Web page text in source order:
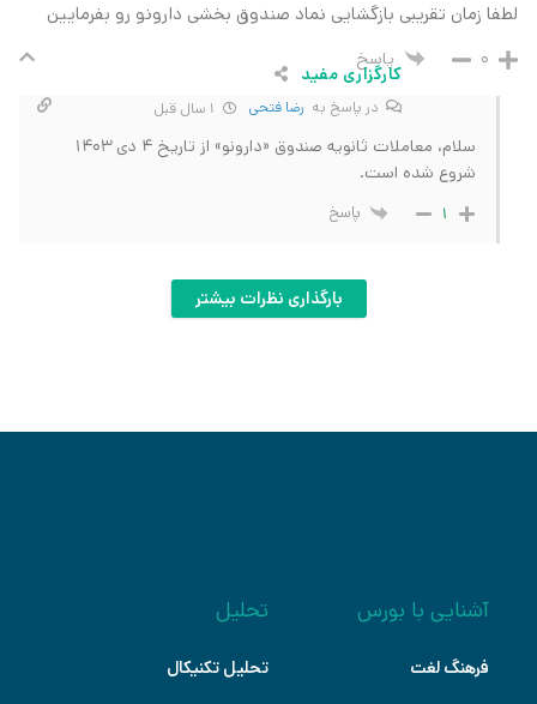
لطفا زمان تقریبی بازگشایی نماد صندوق بخشی دارونو رو بفرمایین
0 پاسخ
کارگزاری مفید
در پاسخ به رضا فتحی
سلام، معاملات ثانویه صندوق «دارونو» از تاریخ 4 دی 1403
شروع شده است.
1 پاسخ
بارگذاری نظرات بیشتر
آشنایی با بورس
فرهنگ لغت
تحلیل
تحلیل تکنیکال